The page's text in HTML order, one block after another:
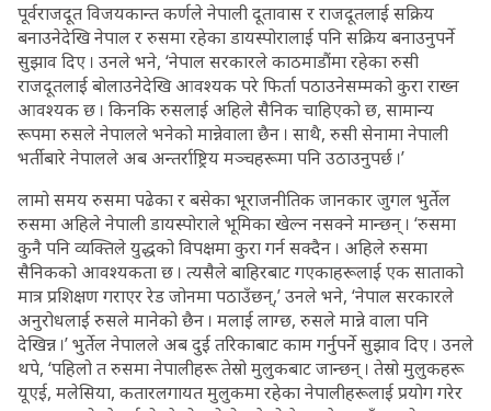
पूर्वराजदूत विजयकान्त कर्णले नेपाली दूतावास र राजदूतलाई सक्रिय
बनाउनेदेखि नेपाल र रुसमा रहेका डायस्पोरालाई पनि सक्रिय बनाउनुपर्ने
सुझाव दिए । उनले भने, ‘नेपाल सरकारले काठमाडौंमा रहेका रुसी
राजदूतलाई बोलाउनेदेखि आवश्यक परे फिर्ता पठाउनेसम्मको कुरा राख्न
आवश्यक छ । किनकि रुसलाई अहिले सैनिक चाहिएको छ, सामान्य
रूपमा रुसले नेपालले भनेको मान्नेवाला छैन । साथै, रुसी सेनामा नेपाली
भर्तीबारे नेपालले अब अन्तर्राष्ट्रिय मञ्चहरूमा पनि उठाउनुपर्छ ।’
लामो समय रुसमा पढेका र बसेका भूराजनीतिक जानकार जुगल भुर्तेल
रुसमा अहिले नेपाली डायस्पोराले भूमिका खेल्न नसक्ने मान्छन् । ‘रुसमा
कुनै पनि व्यक्तिले युद्धको विपक्षमा कुरा गर्न सक्दैन । अहिले रुसमा
सैनिकको आवश्यकता छ । त्यसैले बाहिरबाट गएकाहरूलाई एक साताको
मात्र प्रशिक्षण गराएर रेड जोनमा पठाउँछन्,’ उनले भने, ‘नेपाल सरकारले
अनुरोधलाई रुसले मानेको छैन । मलाई लाग्छ, रुसले मान्ने वाला पनि
देखिन्न ।’ भुर्तेल नेपालले अब दुई तरिकाबाट काम गर्नुपर्ने सुझाव दिए । उनले
थपे, ‘पहिलो त रुसमा नेपालीहरू तेस्रो मुलुकबाट जान्छन् । तेस्रो मुलुकहरू
यूएई, मलेसिया, कतारलगायत मुलुकमा रहेका नेपालीहरूलाई प्रयोग गरेर